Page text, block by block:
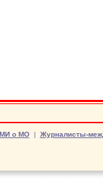
о МО| Журналисты-